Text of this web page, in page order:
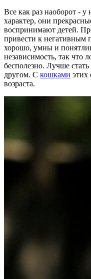
Все как раз наоборот -
характер, они
воспринимают детей.
привести к негативным
хорошо, умны и
независимость, так что
бесполезно. Лучше
другом. С кошками этих
возраста.